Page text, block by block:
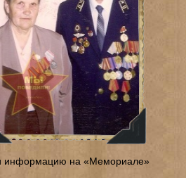
информацию на «Мемориале»